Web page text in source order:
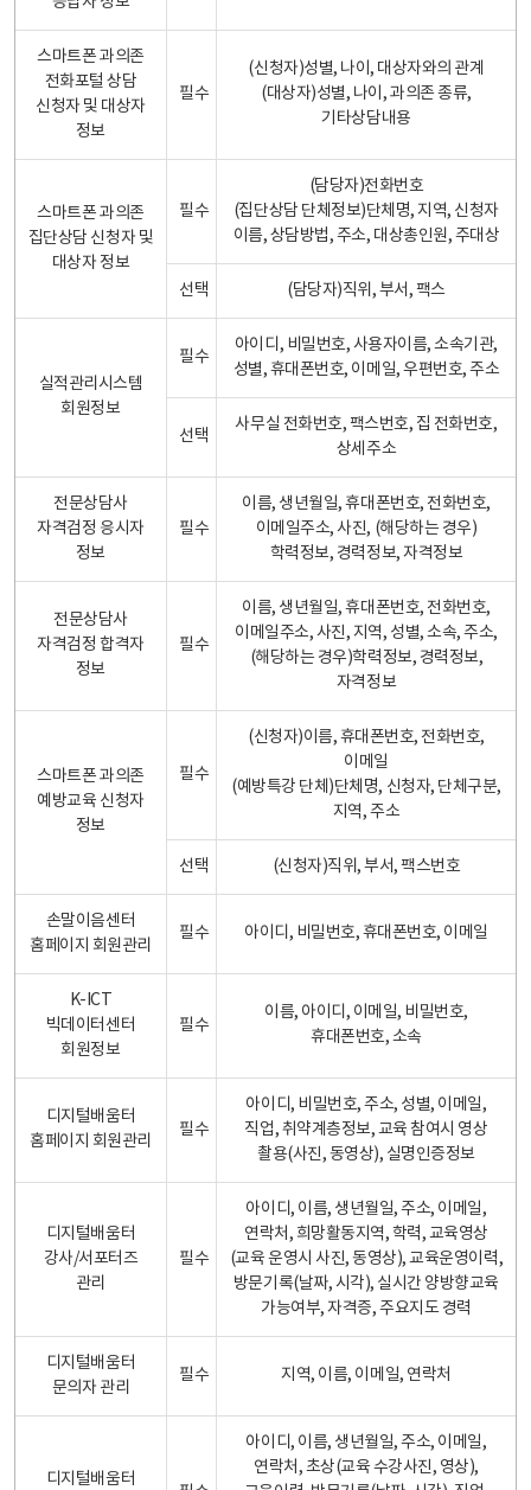
스마트폰 과의존
전화포털 상담
신청자 및 대상자
정보
필수
(신청자)성별, 나이, 대상자와의 관계
(대상자)성별, 나이, 과의존 종류,
기타상담내용
스마트폰 과의존
집단상담 신청자 및
대상자 정보
필수
(담당자)전화번호
(집단상담 단체정보)단체명, 지역, 신청자
이름, 상담방법, 주소, 대상총인원, 주대상
선택 (담당자)직위, 부서, 팩스
실적관리시스템
회원정보
필수
아이디, 비밀번호, 사용자이름, 소속기관,
성별, 휴대폰번호, 이메일, 우편번호, 주소
선택
사무실 전화번호, 팩스번호, 집 전화번호,
상세주소
전문상담사
자격검정 응시자
정보
필수
이름, 생년월일, 휴대폰번호, 전화번호,
이메일주소, 사진, (해당하는 경우)
학력정보, 경력정보, 자격정보
전문상담사
자격검정 합격자
정보
필수
이름, 생년월일, 휴대폰번호, 전화번호,
이메일주소, 사진, 지역, 성별, 소속, 주소,
(해당하는 경우)학력정보, 경력정보,
자격정보
스마트폰 과의존
예방교육 신청자
정보
필수
(신청자)이름, 휴대폰번호, 전화번호,
이메일
(예방특강 단체)단체명, 신청자, 단체구분,
지역, 주소
선택 (신청자)직위, 부서, 팩스번호
손말이음센터
홈페이지 회원관리
필수 아이디, 비밀번호, 휴대폰번호, 이메일
K-ICT
빅데이터센터
회원정보
필수
이름, 아이디, 이메일, 비밀번호,
휴대폰번호, 소속
디지털배움터
홈페이지 회원관리
필수
아이디, 비밀번호, 주소, 성별, 이메일,
직업, 취약계층정보, 교육 참여시 영상
촬용(사진, 동영상), 실명인증정보
디지털배움터
강사/서포터즈
관리
필수
아이디, 이름, 생년월일, 주소, 이메일,
연락처, 희망활동지역, 학력, 교육영상
(교육 운영시 사진, 동영상), 교육운영이력,
방문기록(날짜, 시각), 실시간 양방향교육
가능여부, 자격증, 주요지도 경력
디지털배움터
문의자 관리
필수 지역, 이름, 이메일, 연락처
디지털배움터
아이디, 이름, 생년월일, 주소, 이메일,
연락처, 초상(교육 수강사진, 영상),